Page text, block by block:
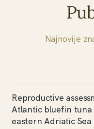
Najnovije
Reproductive
Atlantic bluefin
eastern Adriatic